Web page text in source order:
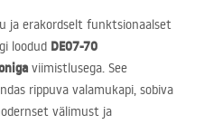
ja erakordselt funktsionaalset
loodud DE07-70
viimistlusega. See
rippuva valamukapi, sobiva
välimust ja